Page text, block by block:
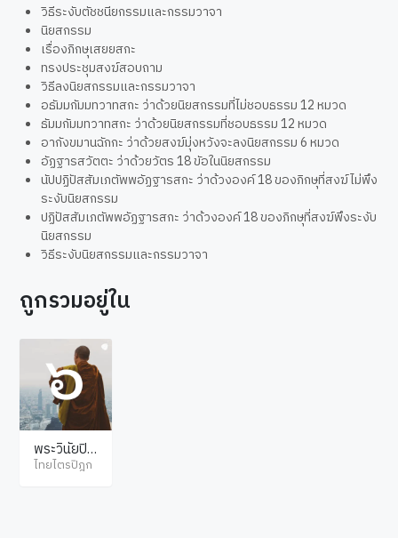
วิธีระงับตัชชนียกรรมและกรรมวาจา
นิยสกรรม
เรื่องภิกษุเสยยสกะ
ทรงประชุมสงฆ์สอบถาม
วิธีลงนิยสกรรมและกรรมวาจา
อธัมมกัมมทวาทสกะ ว่าด้วยนิยสกรรมที่ไม่ชอบธรรม 12 หมวด
ธัมมกัมมทวาทสกะ ว่าด้วยนิยสกรรมที่ชอบธรรม 12 หมวด
อากังขมานฉักกะ ว่าด้วยสงฆ์มุ่งหวังจะลงนิยสกรรม 6 หมวด
อัฏฐารสวัตตะ ว่าด้วยวัตร 18 ขัอในนิยสกรรม
นัปปฏิปัสสัมเภตัพพอัฏฐารสกะ ว่าด้วงองค์ 18 ของภิกษุที่สงฆ์ไม่พึง
ระงับนิยสกรรม
ปฏิปัสสัมเภตัพพอัฏฐารสกะ ว่าด้วงองค์ 18 ของภิกษุที่สงฆ์พึงระงับ
นิยสกรรม
วิธีระงับนิยสกรรมและกรรมวาจา
ถูกรวมอยู่ใน
พระวินัยปิฎ
ก จูฬวรรค
ไทยไตรปิฎก